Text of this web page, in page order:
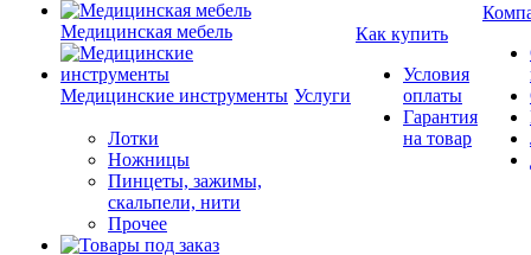
Медицинская мебель
Медицинские инструменты
Лотки
Ножницы
Пинцеты, зажимы,
скальпели, нити
Прочее
Услуги
Как купить
Условия
оплаты
Гарантия
на товар